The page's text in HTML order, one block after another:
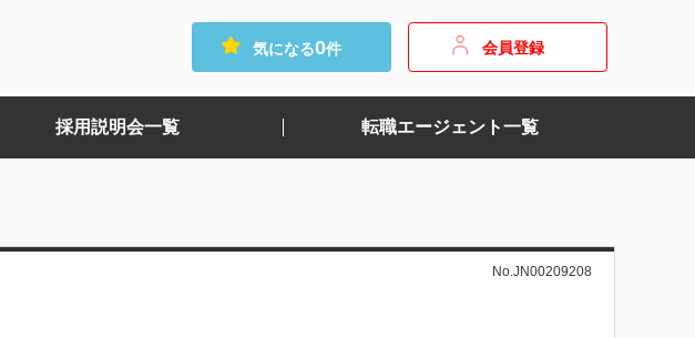
気になる0件 会員登録
採用説明会一覧 転職エージェント一覧
No.JN00209208